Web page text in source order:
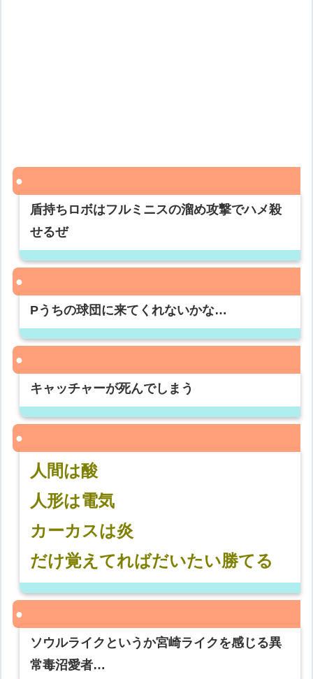
盾持ちロボはフルミニスの溜め攻撃でハメ殺
せるぜ
Pうちの球団に来てくれないかな…
キャッチャーが死んでしまう
人間は酸
人形は電気
カーカスは炎
だけ覚えてればだいたい勝てる
ソウルライクというか宮崎ライクを感じる異
常毒沼愛者…